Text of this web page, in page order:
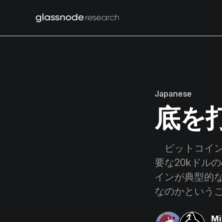
Japanese
底を
ビットコイ
要な20kドル
インが典型的
なのかという